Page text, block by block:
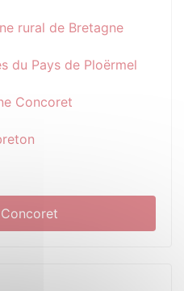
rural de Bretagne
du Pays de Ploërmel
Concoret